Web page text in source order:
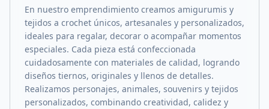
En nuestro emprendimiento creamos amigurumis y
tejidos a crochet únicos, artesanales y personalizados,
ideales para regalar, decorar o acompañar momentos
especiales. Cada pieza está confeccionada
cuidadosamente con materiales de calidad, logrando
diseños tiernos, originales y llenos de detalles.
Realizamos personajes, animales, souvenirs y tejidos
personalizados, combinando creatividad, calidez y